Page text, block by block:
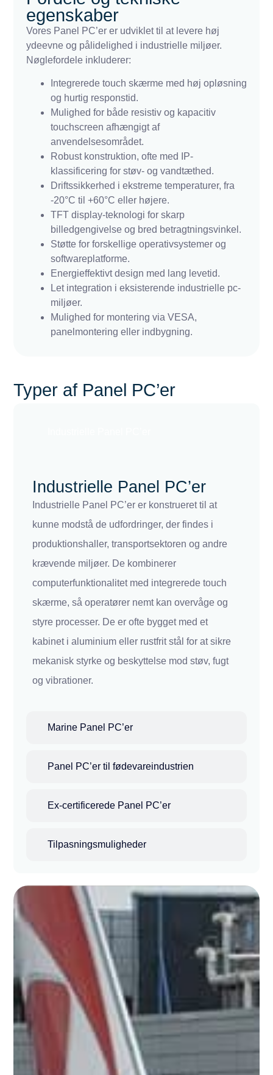
egenskaber
Vores Panel PC’er er udviklet til at levere høj
ydeevne og pålidelighed i industrielle miljøer.
Nøglefordele inkluderer:
Integrerede touch skærme med høj opløsning
og hurtig responstid.
Mulighed for både resistiv og kapacitiv
touchscreen afhængigt af
anvendelsesområdet.
Robust konstruktion, ofte med IP-
klassificering for støv- og vandtæthed.
Driftssikkerhed i ekstreme temperaturer, fra
-20°C til +60°C eller højere.
TFT display-teknologi for skarp
billedgengivelse og bred betragtningsvinkel.
Støtte for forskellige operativsystemer og
softwareplatforme.
Energieffektivt design med lang levetid.
Let integration i eksisterende industrielle pc-
miljøer.
Mulighed for montering via VESA,
panelmontering eller indbygning.
Typer af Panel PC’er
Marine Panel PC’er
Panel PC’er til fødevareindustrien
Ex-certificerede Panel PC’er
Tilpasningsmuligheder
Industrielle Panel PC’er
Industrielle Panel PC’er er konstrueret til at
kunne modstå de udfordringer, der findes i
produktionshaller, transportsektoren og andre
krævende miljøer. De kombinerer
computerfunktionalitet med integrerede touch
skærme, så operatører nemt kan overvåge og
styre processer. De er ofte bygget med et
kabinet i aluminium eller rustfrit stål for at sikre
mekanisk styrke og beskyttelse mod støv, fugt
og vibrationer.